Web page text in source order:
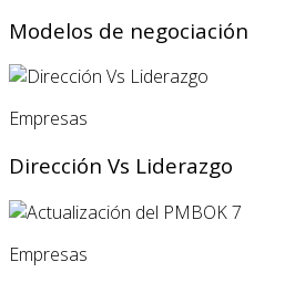
Modelos de negociación
Empresas
Dirección Vs Liderazgo
Empresas